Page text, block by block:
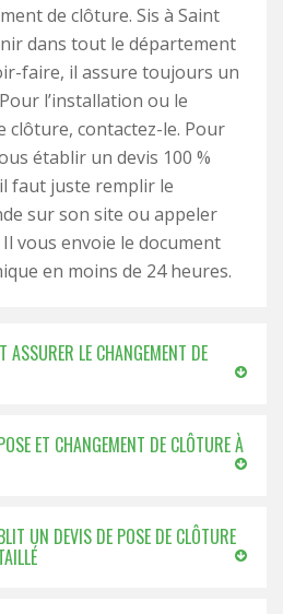
de clôture. Sis à Saint
dans tout le département
faire, il assure toujours un
l’installation ou le
clôture, contactez-le. Pour
établir un devis 100 %
faut juste remplir le
sur son site ou appeler
vous envoie le document
en moins de 24 heures.
ASSURER LE CHANGEMENT DE
ET CHANGEMENT DE CLÔTURE À
UN DEVIS DE POSE DE CLÔTURE